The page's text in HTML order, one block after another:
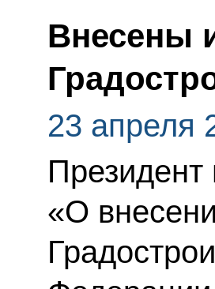
Внесены
23 апреля
«О